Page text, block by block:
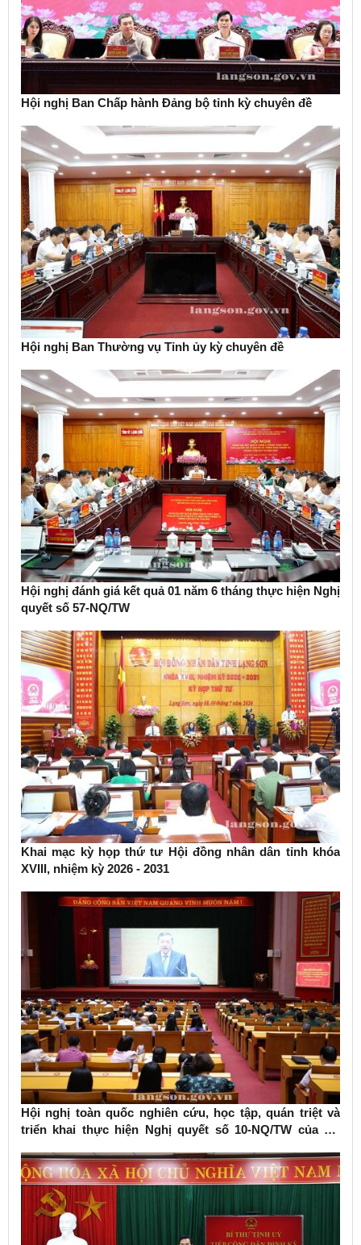
Hội nghị Ban Chấp hành Đảng bộ tỉnh kỳ chuyên đề
Hội nghị Ban Thường vụ Tỉnh ủy kỳ chuyên đề
Hội nghị đánh giá kết quả 01 năm 6 tháng thực hiện Nghị
quyết số 57-NQ/TW
Khai mạc kỳ họp thứ tư Hội đồng nhân dân tỉnh khóa
XVIII, nhiệm kỳ 2026 - 2031
Hội nghị toàn quốc nghiên cứu, học tập, quán triệt và
triển khai thực hiện Nghị quyết số 10-NQ/TW của Bộ